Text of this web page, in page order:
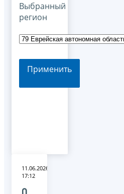
Выбранный
регион
Применить
11.06.2026
17:12